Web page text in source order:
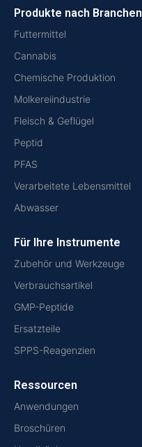
Produkte nach Branchen
Futtermittel
Cannabis
Chemische Produktion
Molkereiindustrie
Fleisch & Geflügel
Peptid
PFAS
Verarbeitete Lebensmittel
Abwasser
Für Ihre Instrumente
Zubehör und Werkzeuge
Verbrauchsartikel
GMP-Peptide
Ersatzteile
SPPS-Reagenzien
Ressourcen
Anwendungen
Broschüren